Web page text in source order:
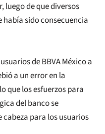
luego de que diversos
sido consecuencia
de BBVA México a
a un error en la
que los esfuerzos para
del banco se
para los usuarios